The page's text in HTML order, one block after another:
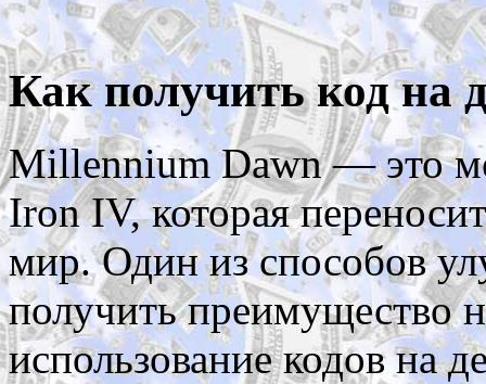
Как получить код на
Millennium Dawn — это
Iron IV, которая
мир. Один из способов
получить преимущество
использование кодов на